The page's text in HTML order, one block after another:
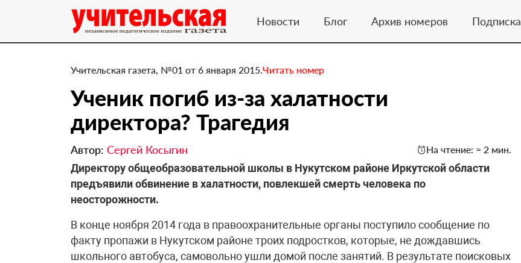
Новости Блог Архив номеров Подписка
Учительская газета, №01 от 6 января 2015.Читать номер
Ученик погиб из-за халатности
директора? ​Трагедия
Автор: Сергей Косыгин На чтение: ≈ 2 мин.
Директору общеобразовательной школы в Нукутском районе Иркутской области
предъявили обвинение в халатности, повлекшей смерть человека по
неосторожности.
В конце ноября 2014 года в правоохранительные органы поступило сообщение по
факту пропажи в Нукутском районе троих подростков, которые, не дождавшись
школьного автобуса, самовольно ушли домой после занятий. В результате поисковых